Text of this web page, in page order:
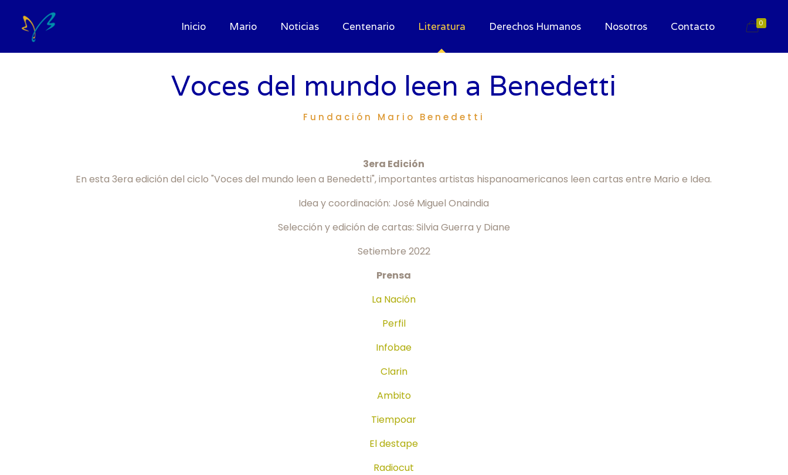
Inicio Mario Noticias Centenario Literatura Derechos Humanos Nosotros Contacto 0
Voces del mundo leen a Benedetti
Fundación Mario Benedetti
3era Edición
En esta 3era edición del ciclo "Voces del mundo leen a Benedetti", importantes artistas hispanoamericanos leen cartas entre Mario e Idea.
Idea y coordinación: José Miguel Onaindia
Selección y edición de cartas: Silvia Guerra y Diane
Setiembre 2022
Prensa
La Nación
Perfil
Infobae
Clarin
Ambito
Tiempoar
El destape
Radiocut